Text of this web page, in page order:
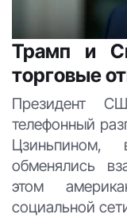
Трамп и
торговые
Президент
телефонный
обменялись
этом
социальной